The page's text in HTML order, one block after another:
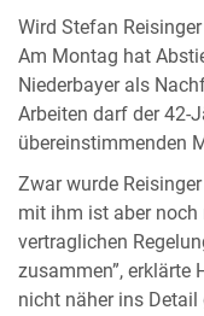
Wird Stefan
Am Montag hat
Niederbayer als
Arbeiten darf der 42-
übereinstimmenden
Zwar wurde
mit ihm ist aber
vertraglichen
zusammen”, erklärte
nicht näher ins